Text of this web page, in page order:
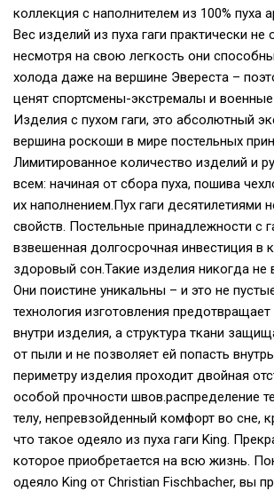
коллекция с наполнителем из 100% пуха
Вес изделий из пуха гаги практически не
несмотря на свою легкость они
холода даже на вершине Эвереста –
ценят спортсмены-экстремалы и военные
Изделия с пухом гаги, это абсолютный
вершина роскоши в мире постельных
Лимитированное количество изделий и
всем: начиная от сбора пуха, пошива
их наполнением.Пух гаги десятилетиями
свойств. Постельные принадлежности с
взвешенная долгосрочная инвестиция в
здоровый сон.Такие изделия никогда не
Они поистине уникальны – и это не
технология изготовления
внутри изделия, а структура ткани
от пыли и не позволяет ей попасть
периметру изделия проходит двойная
особой прочности швов.распределение
телу, непревзойденный комфорт во сне,
что такое одеяло из пуха гаги King.
которое приобретается на всю жизнь.
одеяло King от Christian Fischbacher, вы